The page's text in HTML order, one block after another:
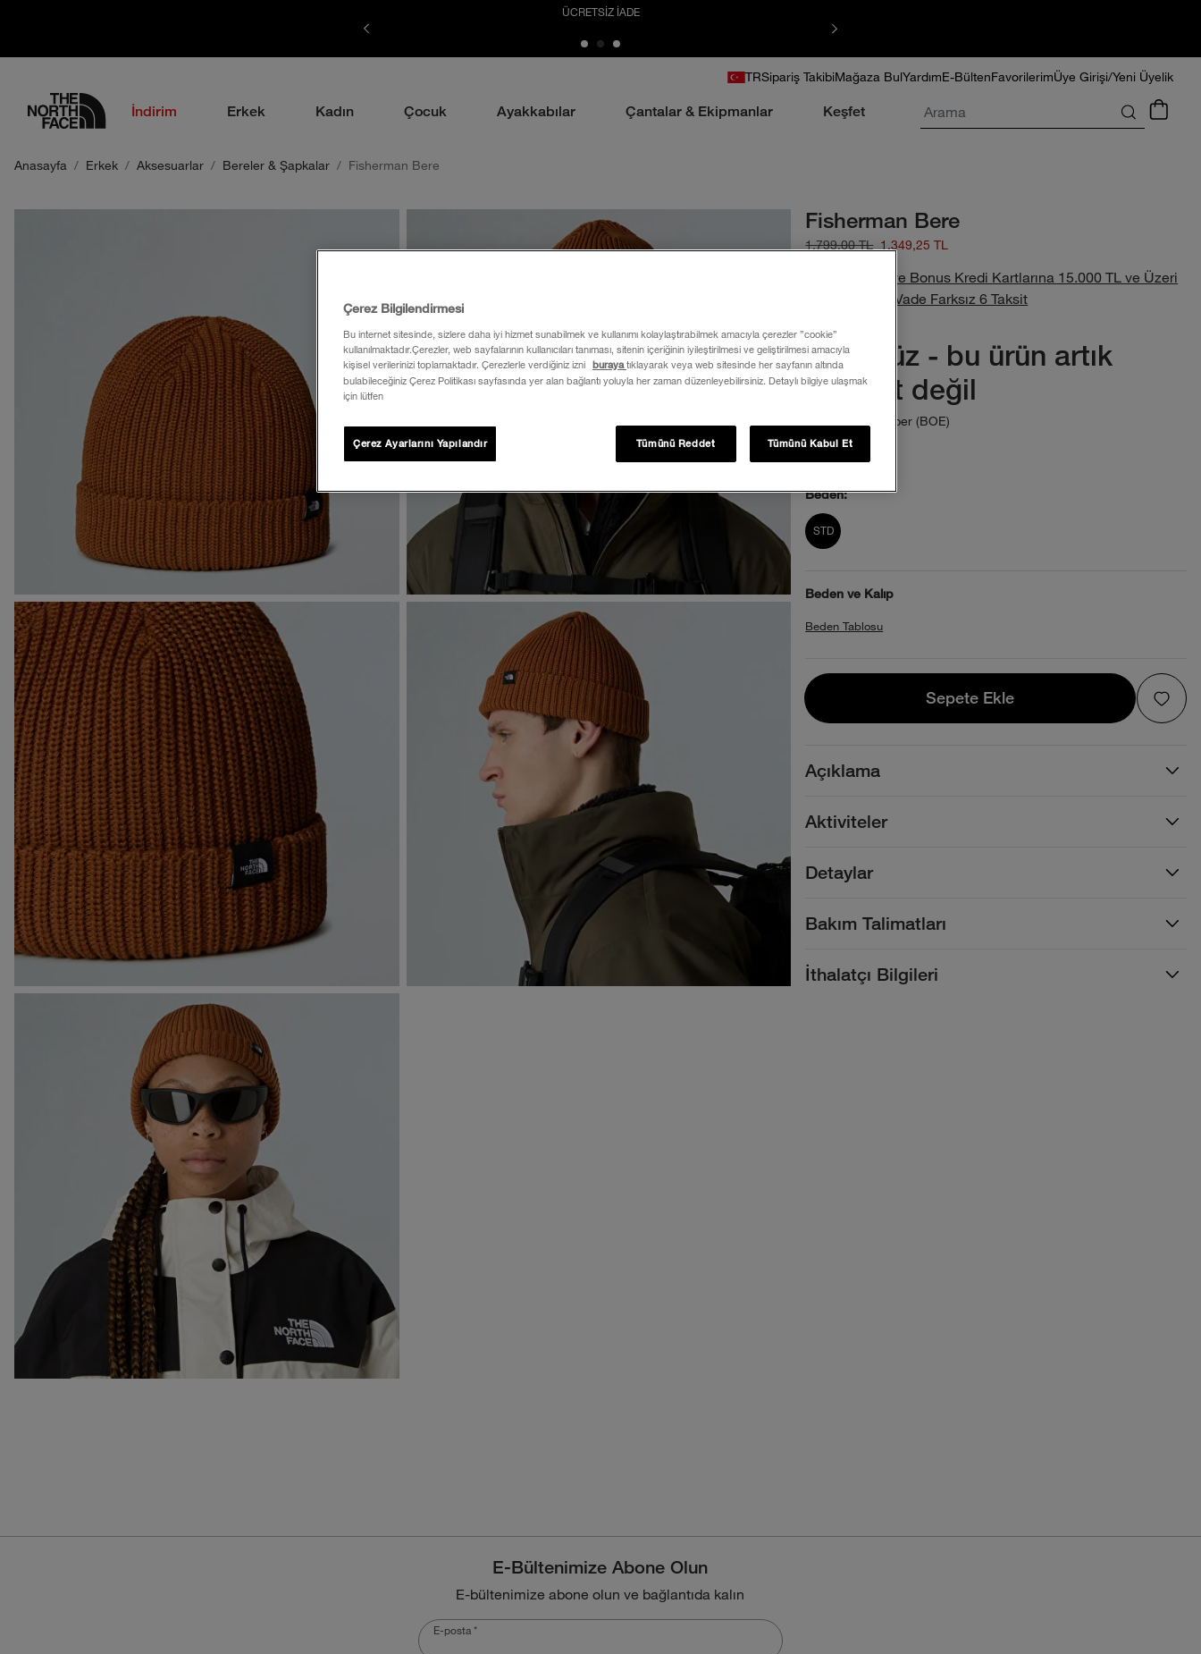
ÜCRETSİZ İADE
TRSipariş TakibiMağaza BulYardımE-BültenFavorilerimÜye Girişi/Yeni Üyelik
logoİndirim Erkek Kadın Çocuk Ayakkabılar Çantalar & Ekipmanlar Keşfet Arama
Anasayfa Erkek Aksesuarlar Bereler & Şapkalar Fisherman Bere
Fisherman Bere
1.349,25 TL
1.799,00 TL
World, Axess ve Bonus Kredi Kartlarına 15.000 TL ve Üzeri
Alışverişlerde Vade Farksız 6 Taksit
Üzgünüz - bu ürün artık
mevcut değil
Burnt Umber (BOE)
Beden:
STD
Beden ve Kalıp
Beden Tablosu
Sepete Ekle
Sepete Ekle
Açıklama
Detaylar
Aktiviteler
Bakım Talimatları
İthalatçı Bilgileri
E-Bültenimize Abone Olun
E-bültenimize abone olun ve bağlantıda kalın
E-posta *
Çerez Bilgilendirmesi
Bu internet sitesinde, sizlere daha iyi hizmet sunabilmek ve kullanımı kolaylaştırabilmek amacıyla çerezler ”cookie”
kullanılmaktadır.Çerezler, web sayfalarının kullanıcıları tanıması, sitenin içeriğinin iyileştirilmesi ve geliştirilmesi amacıyla
kişisel verilerinizi toplamaktadır. Çerezlerle verdiğiniz izni
burayatıklayarak veya web sitesinde her sayfanın altında
bulabileceğiniz Çerez Politikası sayfasında yer alan bağlantı yoluyla her zaman düzenleyebilirsiniz. Detaylı bilgiye ulaşmak
için lütfen
Tümünü Reddet Tümünü Kabul Et
Çerez Ayarlarını Yapılandır